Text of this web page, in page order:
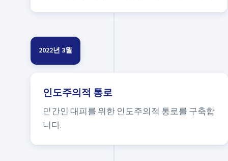
2022년 3월
인도주의적 통로
민간인 대피를 위한 인도주의적 통로를 구축합
니다.